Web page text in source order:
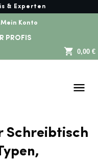
& Experten
Mein Konto
PROFIS
0,00 €
Schreibtisch